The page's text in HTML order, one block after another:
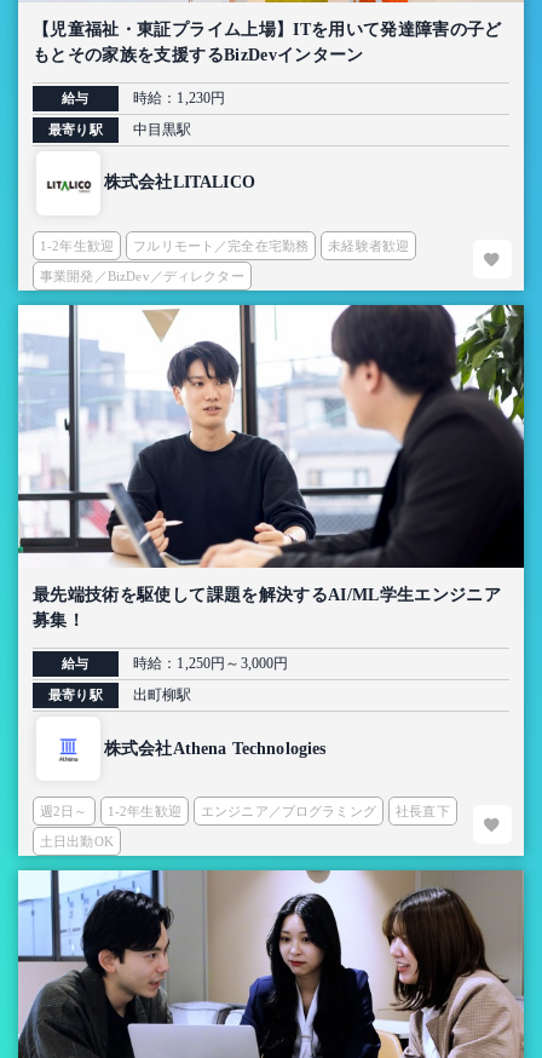
【児童福祉・東証プライム上場】ITを用いて発達障害の子ど
もとその家族を支援するBizDevインターン
給与 時給：1,230円
最寄り駅 中目黒駅
株式会社LITALICO
1-2年生歓迎 フルリモート／完全在宅勤務 未経験者歓迎
事業開発／BizDev／ディレクター
最先端技術を駆使して課題を解決するAI/ML学生エンジニア
募集！
給与 時給：1,250円～3,000円
最寄り駅 出町柳駅
株式会社Athena Technologies
週2日～ 1-2年生歓迎 エンジニア／プログラミング 社長直下
土日出勤OK